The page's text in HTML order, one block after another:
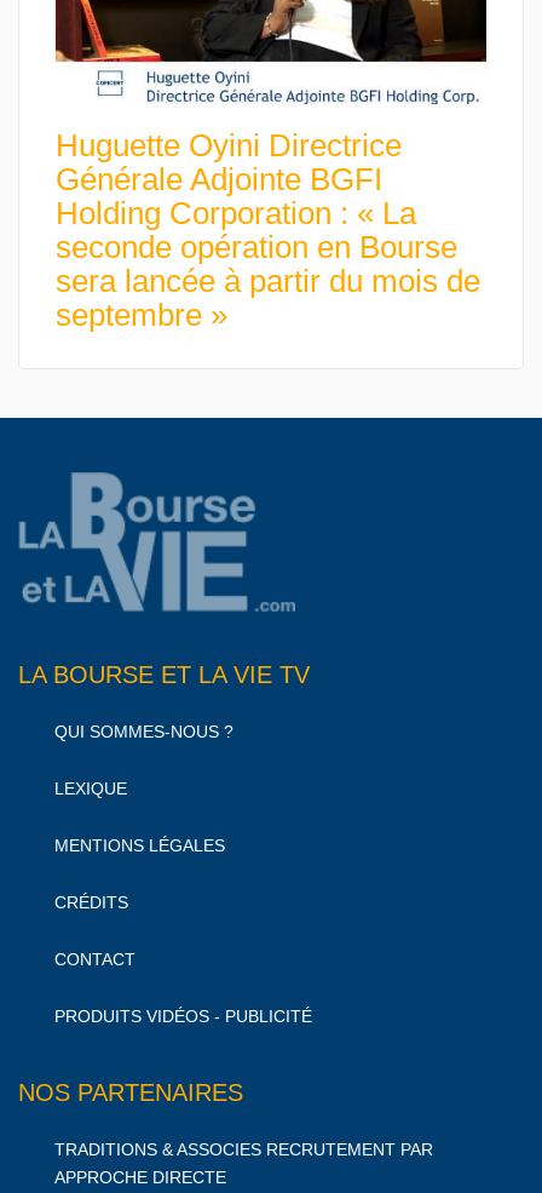
Huguette Oyini Directrice
Générale Adjointe BGFI
Holding Corporation : « La
seconde opération en Bourse
sera lancée à partir du mois de
septembre »
LA BOURSE ET LA VIE TV
QUI SOMMES-NOUS ?
LEXIQUE
MENTIONS LÉGALES
CRÉDITS
CONTACT
PRODUITS VIDÉOS - PUBLICITÉ
NOS PARTENAIRES
TRADITIONS & ASSOCIES RECRUTEMENT PAR
APPROCHE DIRECTE